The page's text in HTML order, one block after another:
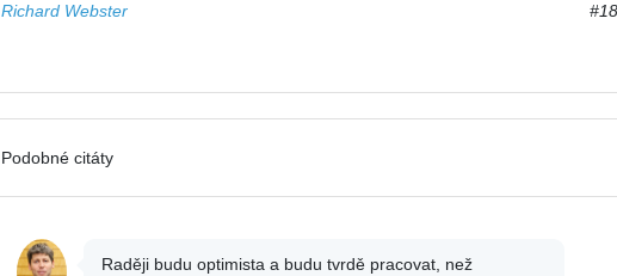
Richard Webster
Podobné citáty
Raději budu optimista a budu tvrdě pracovat, než